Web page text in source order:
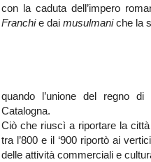
con la caduta dell’impero
Franchie dai musulmaniche la
quando l’unione del regno di
Catalogna.
Ciò che riuscì a riportare la
tra l’800 e il ‘900 riportò ai
delle attività commerciali e